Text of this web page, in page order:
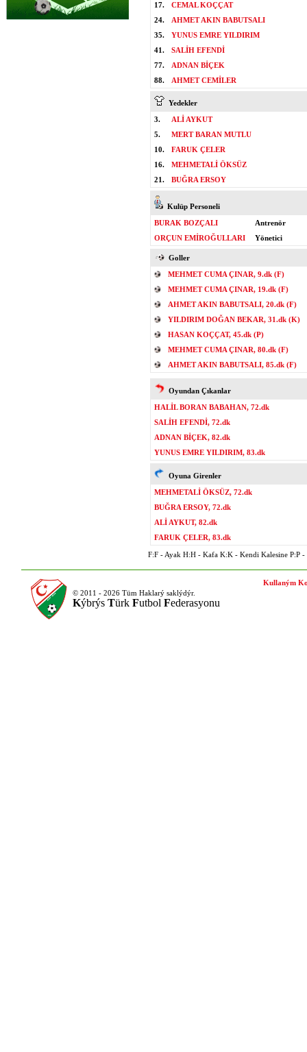
17.
CEMAL KOÇÇAT
24.
AHMET AKIN BABUTSALI
35.
YUNUS EMRE YILDIRIM
41.
SALİH EFENDİ
77.
ADNAN BİÇEK
88.
AHMET CEMİLER
Yedekler
3.
ALİ AYKUT
5.
MERT BARAN MUTLU
10.
FARUK ÇELER
16.
MEHMETALİ ÖKSÜZ
21.
BUĞRA ERSOY
Kulüp Personeli
BURAK BOZÇALI
Antrenör
ORÇUN EMİROĞULLARI
Yönetici
Goller
MEHMET CUMA ÇINAR, 9.dk (F)
MEHMET CUMA ÇINAR, 19.dk (F)
AHMET AKIN BABUTSALI, 20.dk (F)
YILDIRIM DOĞAN BEKAR, 31.dk (K)
HASAN KOÇÇAT, 45.dk (P)
MEHMET CUMA ÇINAR, 80.dk (F)
AHMET AKIN BABUTSALI, 85.dk (F)
Oyundan Çıkanlar
HALİL BORAN BABAHAN, 72.dk
SALİH EFENDİ, 72.dk
ADNAN BİÇEK, 82.dk
YUNUS EMRE YILDIRIM, 83.dk
Oyuna Girenler
MEHMETALİ ÖKSÜZ, 72.dk
BUĞRA ERSOY, 72.dk
ALİ AYKUT, 82.dk
FARUK ÇELER, 83.dk
F:F - Ayak H:H - Kafa K:K - Kendi Kalesine P:P -
© 2011 - 2026 Tüm Haklarý saklýdýr.
Kýbrýs Türk Futbol Federasyonu
Kullaným